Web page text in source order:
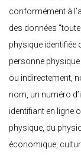
conformément à
des données
physique identifiée
personne
ou indirectement,
nom, un numéro
identifiant en ligne
physique, du
économique,